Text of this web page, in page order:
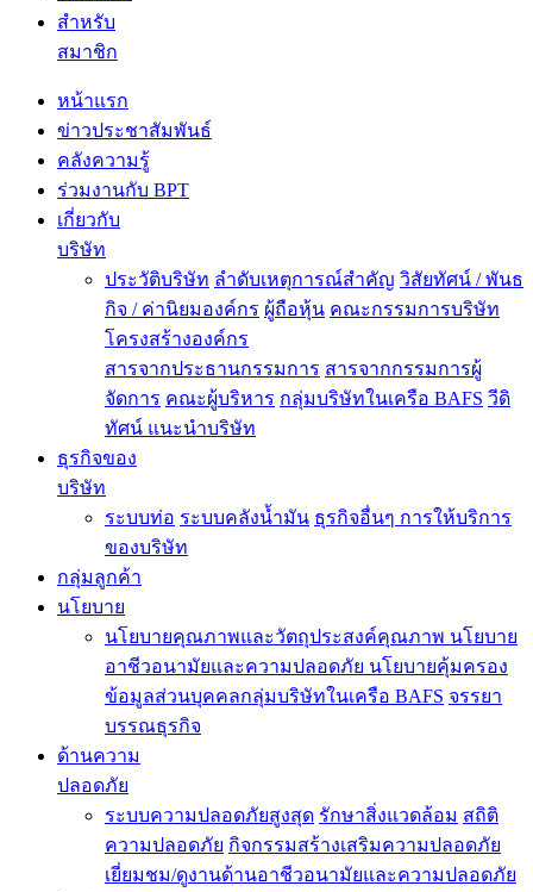
สำหรับ
สมาชิก
หน้าแรก
ข่าวประชาสัมพันธ์
คลังความรู้
ร่วมงานกับ BPT
เกี่ยวกับ
บริษัท
ประวัติบริษัท ลำดับเหตุการณ์สำคัญ วิสัยทัศน์ / พันธ
กิจ / ค่านิยมองค์กร ผู้ถือหุ้น คณะกรรมการบริษัท
โครงสร้างองค์กร
สารจากประธานกรรมการ สารจากกรรมการผู้
จัดการ คณะผู้บริหาร กลุ่มบริษัทในเครือ BAFS วีดิ
ทัศน์ แนะนำบริษัท
ธุรกิจของ
บริษัท
ระบบท่อ ระบบคลังน้ำมัน ธุรกิจอื่นๆ การให้บริการ
ของบริษัท
กลุ่มลูกค้า
นโยบาย
นโยบายคุณภาพและวัตถุประสงค์คุณภาพ นโยบาย
อาชีวอนามัยและความปลอดภัย นโยบายคุ้มครอง
ข้อมูลส่วนบุคคลกลุ่มบริษัทในเครือ BAFS จรรยา
บรรณธุรกิจ
ด้านความ
ปลอดภัย
ระบบความปลอดภัยสูงสุด รักษาสิ่งแวดล้อม สถิติ
ความปลอดภัย กิจกรรมสร้างเสริมความปลอดภัย
เยี่ยมชม/ดูงานด้านอาชีวอนามัยและความปลอดภัย